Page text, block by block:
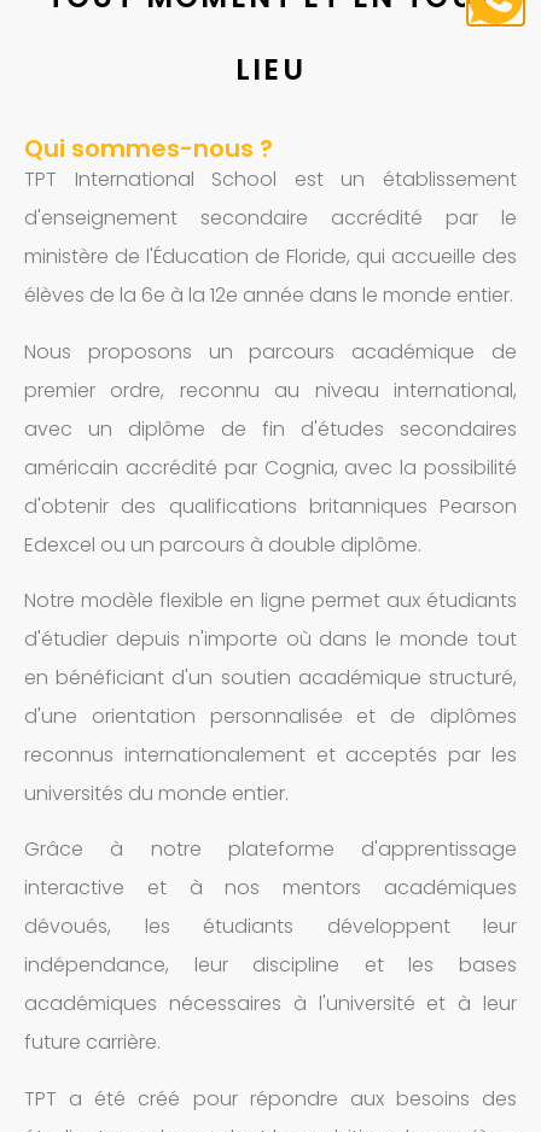
LIEU
Qui sommes-nous ?
TPT International School est un établissement
d'enseignement secondaire accrédité par le
ministère de l'Éducation de Floride, qui accueille des
élèves de la 6e à la 12e année dans le monde entier.
Nous proposons un parcours académique de
premier ordre, reconnu au niveau international,
avec un diplôme de fin d'études secondaires
américain accrédité par Cognia, avec la possibilité
d'obtenir des qualifications britanniques Pearson
Edexcel ou un parcours à double diplôme.
Notre modèle flexible en ligne permet aux étudiants
d'étudier depuis n'importe où dans le monde tout
en bénéficiant d'un soutien académique structuré,
d'une orientation personnalisée et de diplômes
reconnus internationalement et acceptés par les
universités du monde entier.
Grâce à notre plateforme d'apprentissage
interactive et à nos mentors académiques
dévoués, les étudiants développent leur
indépendance, leur discipline et les bases
académiques nécessaires à l'université et à leur
future carrière.
TPT a été créé pour répondre aux besoins des